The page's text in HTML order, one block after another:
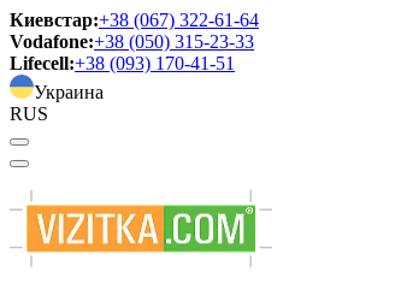
Киевстар:+38 (067) 322-61-64
Vodafone:+38 (050) 315-23-33
Lifecell:+38 (093) 170-41-51
Украина
RUS